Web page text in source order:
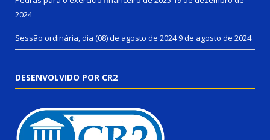
2024
Sessão ordinária, dia (08) de agosto de 20249 de agosto de 2024
DESENVOLVIDO POR CR2